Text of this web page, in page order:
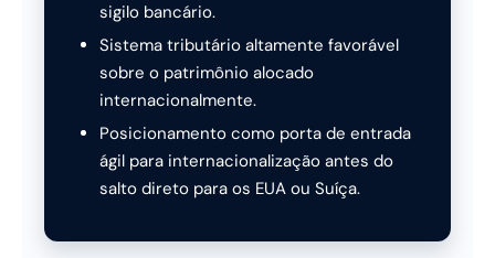
sigilo bancário.
Sistema tributário altamente favorável
sobre o patrimônio alocado
internacionalmente.
Posicionamento como porta de entrada
ágil para internacionalização antes do
salto direto para os EUA ou Suíça.